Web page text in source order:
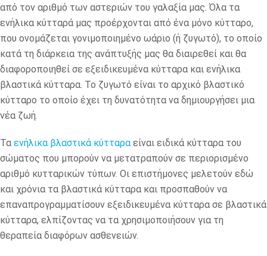
από τον αριθμό των αστεριών του γαλαξία μας. Όλα τα
ενήλικα κύτταρά μας προέρχονται από ένα μόνο κύτταρο,
που ονομάζεται γονιμοποιημένο ωάριο (ή ζυγωτό), το οποίο
κατά τη διάρκεια της ανάπτυξής μας θα διαιρεθεί και θα
διαφοροποιηθεί σε εξειδικευμένα κύτταρα και ενήλικα
βλαστικά κύτταρα. Το ζυγωτό είναι το αρχικό βλαστικό
κύτταρο το οποίο έχει τη δυνατότητα να δημιουργήσει μια
νέα ζωή.
Τα ενήλικα βλαστικά κύτταρα είναι ειδικά κύτταρα του
σώματος που μπορούν να μετατραπούν σε περιορισμένο
αριθμό κυτταρικών τύπων. Οι επιστήμονες μελετούν εδώ
και χρόνια τα βλαστικά κύτταρα και προσπαθούν να
επαναπρογραμματίσουν εξειδικευμένα κύτταρα σε βλαστικά
κύτταρα, ελπίζοντας να τα χρησιμοποιήσουν για τη
θεραπεία διαφόρων ασθενειών.